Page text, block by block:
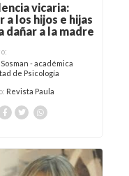
vicaria:
a los hijos e hijas
dañar a la madre
- académica
de Psicología
Revista Paula